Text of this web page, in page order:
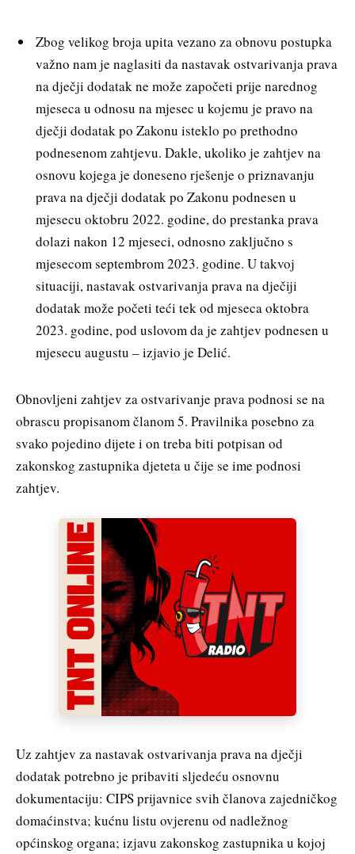
Zbog velikog broja upita vezano za obnovu postupka
važno nam je naglasiti da nastavak ostvarivanja prava
na dječji dodatak ne može započeti prije narednog
mjeseca u odnosu na mjesec u kojemu je pravo na
dječji dodatak po Zakonu isteklo po prethodno
podnesenom zahtjevu. Dakle, ukoliko je zahtjev na
osnovu kojega je doneseno rješenje o priznavanju
prava na dječji dodatak po Zakonu podnesen u
mjesecu oktobru 2022. godine, do prestanka prava
dolazi nakon 12 mjeseci, odnosno zaključno s
mjesecom septembrom 2023. godine. U takvoj
situaciji, nastavak ostvarivanja prava na dječiji
dodatak može početi teći tek od mjeseca oktobra
2023. godine, pod uslovom da je zahtjev podnesen u
mjesecu augustu – izjavio je Delić.
Obnovljeni zahtjev za ostvarivanje prava podnosi se na
obrascu propisanom članom 5. Pravilnika posebno za
svako pojedino dijete i on treba biti potpisan od
zakonskog zastupnika djeteta u čije se ime podnosi
zahtjev.
Uz zahtjev za nastavak ostvarivanja prava na dječji
dodatak potrebno je pribaviti sljedeću osnovnu
dokumentaciju: CIPS prijavnice svih članova zajedničkog
domaćinstva; kućnu listu ovjerenu od nadležnog
općinskog organa; izjavu zakonskog zastupnika u kojoj